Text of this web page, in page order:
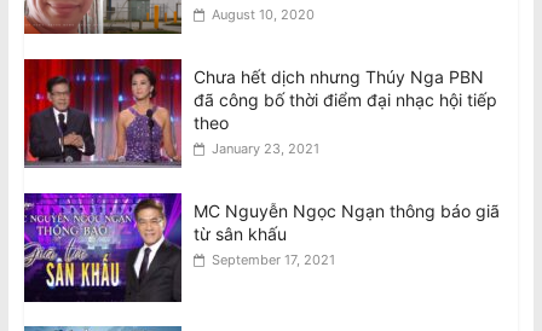
August 10, 2020
Chưa hết dịch nhưng Thúy Nga PBN
đã công bố thời điểm đại nhạc hội tiếp
theo
January 23, 2021
MC Nguyễn Ngọc Ngạn thông báo giã
từ sân khấu
September 17, 2021